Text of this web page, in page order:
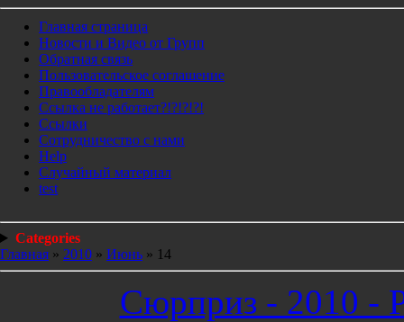
Главная страница
Новости и Видео от Групп
Обратная связь
Пользовательское соглашение
Правообладателям
Ссылка не работает?!?!?!?!
Ссылки
Сотрудничество с нами
Help
Cлучайный материал
test
Categories
Главная » 2010 » Июнь » 14
Сюрприз - 2010 -